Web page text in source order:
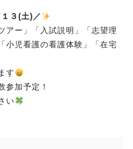
３(土)／
アー」「入試説明」「志望理
小児看護の看護体験」「在宅
す
参加予定！
い